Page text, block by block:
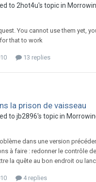
to 2hot4u's topic in
You cannot use them yet,
that to work
13 replies
la prison de vaisseau
to jb2896's topic in
dans une version
à faire : redonner le contrôle
la quête au bon endroit ou
4 replies